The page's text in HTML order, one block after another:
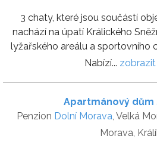
3 chaty, které jsou součástí
nachází na úpatí Králického
lyžařského areálu a sportovního
Nabízí...
Apartmánový dům
Penzion Dolní Morava, Velká
Morava,